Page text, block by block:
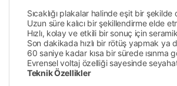
Sıcaklığı plakalar halinde eşit bir şekilde
Uzun süre kalıcı bir şekillendirme elde
Hızlı, kolay ve etkili bir sonuç için
Son dakikada hızlı bir rötüş yapmak ya
60 saniye kadar kısa bir sürede ısınma
Evrensel voltaj özelliği sayesinde
Teknik Özellikler